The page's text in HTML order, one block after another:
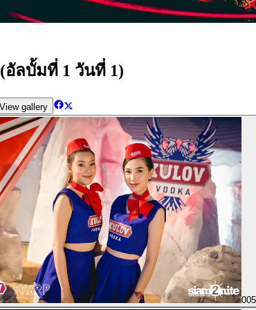
อัลบั้มที่ 1 วันที่ 1)
View gallery
005